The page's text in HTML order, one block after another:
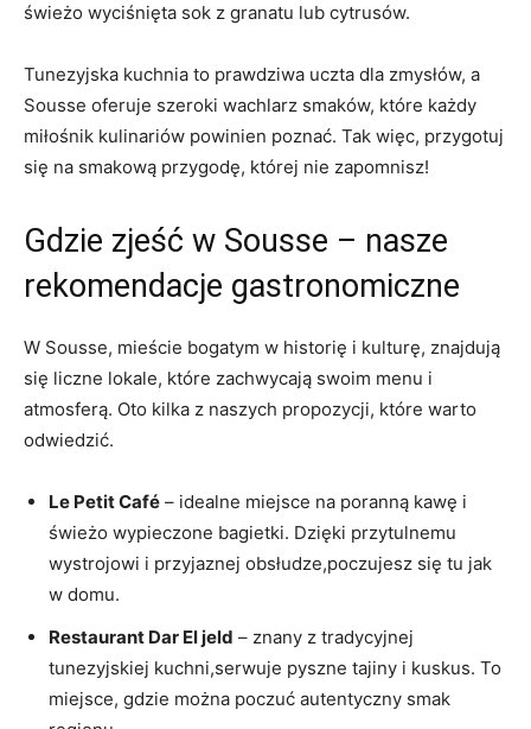
świeżo wyciśnięta sok z granatu lub cytrusów.
Tunezyjska kuchnia to⁣ prawdziwa uczta dla zmysłów, a
Sousse oferuje ⁤szeroki wachlarz⁢ smaków,⁣ które ‌każdy
miłośnik‌ kulinariów powinien poznać. Tak więc, przygotuj
się⁢ na smakową przygodę, której nie zapomnisz!
Gdzie zjeść​ w ⁤Sousse – nasze
rekomendacje gastronomiczne
W Sousse,‍ mieście bogatym w historię i kulturę, znajdują
się liczne⁤ lokale, które zachwycają swoim menu‌ i
‌atmosferą. Oto kilka z naszych propozycji, które warto‍
odwiedzić.
Le Petit ‌Café – ‍idealne‌ miejsce na poranną kawę i
świeżo ​wypieczone bagietki. Dzięki przytulnemu
wystrojowi i przyjaznej ⁢obsłudze,poczujesz się tu ‍jak
w domu.
Restaurant Dar El jeld – znany z tradycyjnej
tunezyjskiej⁣ kuchni,serwuje pyszne tajiny i kuskus. To
miejsce, gdzie można poczuć autentyczny‍ smak